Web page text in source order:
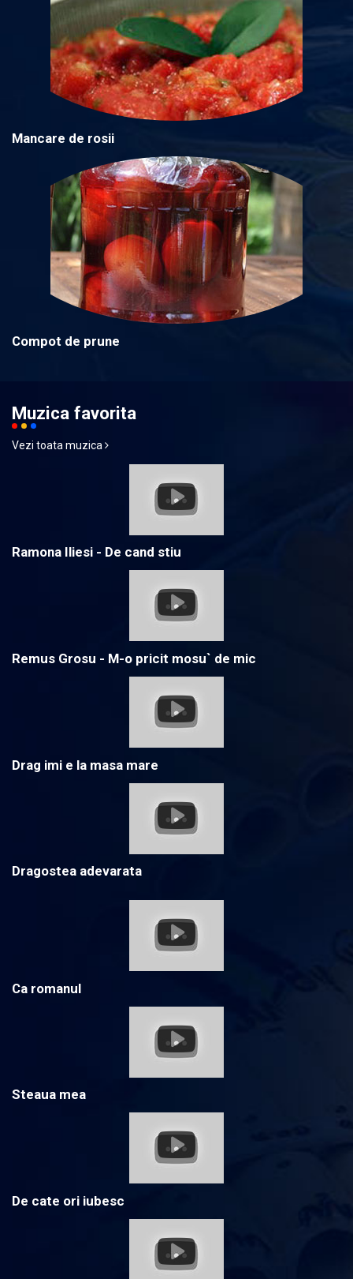
Mancare de rosii
Compot de prune
Muzica favorita
Vezi toata muzica
Ramona Iliesi - De cand stiu
Remus Grosu - M-o pricit mosu` de mic
Drag imi e la masa mare
Dragostea adevarata
Ca romanul
Steaua mea
De cate ori iubesc